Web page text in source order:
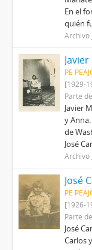
En el
quién
Archivo
PE
[1929-
Parte de
Javier
y
de
José
Archivo
PE
[1926-
Parte de
José
Carlos